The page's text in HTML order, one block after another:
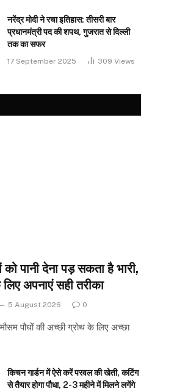
नरेंद्र मोदी ने रचा इतिहास: तीसरी बार
प्रधानमंत्री पद की शपथ, गुजरात से दिल्ली
तक का सफर
17 September 2025 309 Views
को पानी देना पड़ सकता है भारी,
अपनाएं सही तरीका
5 August 2026 0
पौधों की अच्छी ग्रोथ के लिए अच्छा
किचन गार्डन में ऐसे करें परवल की खेती, कटिंग
से तैयार होगा पौधा, 2-3 महीने में मिलने लगेंगे